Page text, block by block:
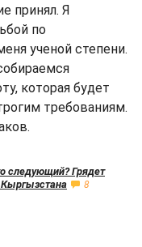
принял. Я
по
ученой степени.
которая будет
требованиям.
следующий? Грядет
Кыргызстана
8